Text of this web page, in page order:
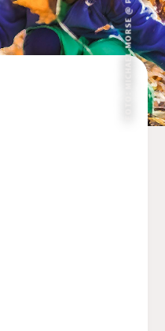
FOTO: MICHAEL MORSE @ PEXELS